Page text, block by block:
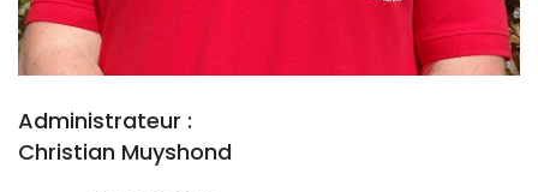
Administrateur :
Christian Muyshond